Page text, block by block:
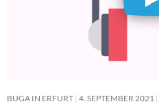
BUGA IN ERFURT 4. SEPTEMBER 2021